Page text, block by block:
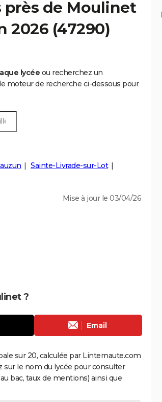
près de Moulinet
2026 (47290)
lycée ou recherchez un
moteur de recherche ci-dessous pour
Sainte-Livrade-sur-Lot
Mise à jour le 03/04/26
?
Email
sur 20, calculée par Linternaute.com
sur le nom du lycée pour consulter
bac, taux de mentions) ainsi que